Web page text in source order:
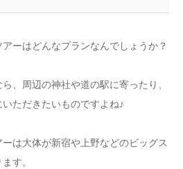
ーはどんなプランなんでしょうか？
、周辺の神社や道の駅に寄ったり、
ただきたいものですよね♪
は大体が新宿や上野などのビッグス
す。